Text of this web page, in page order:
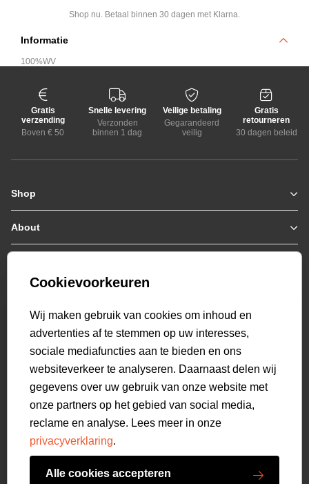
Shop nu. Betaal binnen 30 dagen met Klarna.
Informatie
100%WV
Gratis
verzending
Boven € 50
Snelle levering
Verzonden
binnen 1 dag
Veilige betaling
Gegarandeerd
veilig
Gratis
retourneren
30 dagen beleid
Shop
Zomerjassen
Jassen / Coats
Colberts
Hoodies
Polo's
T-shirts
Overshirts
Overhemden
Sweatpants
Broeken
Short sweatpants
Shorts
Schoenen
Swimwear
About
Who we are
Genti X PSV
Bestellen & Betalen
Retourneren
Veelgestelde vragen
Mijn Account
beoordelingen
Cookievoorkeuren
Wij maken gebruik van cookies om inhoud en
advertenties af te stemmen op uw interesses,
sociale mediafuncties aan te bieden en ons
websiteverkeer te analyseren. Daarnaast delen wij
gegevens over uw gebruik van onze website met
onze partners op het gebied van social media,
reclame en analyse. Lees meer in onze
privacyverklaring.
Alle cookies accepteren